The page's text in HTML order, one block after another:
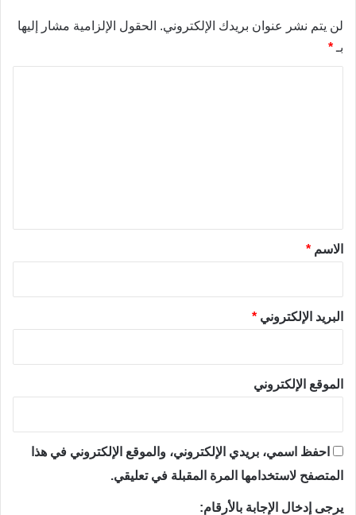
لن يتم نشر عنوان بريدك الإلكتروني. الحقول الإلزامية مشار إليها
بـ *
*الاسم *
البريد الإلكتروني *
الموقع الإلكتروني
احفظ اسمي، بريدي الإلكتروني، والموقع الإلكتروني في هذا
المتصفح لاستخدامها المرة المقبلة في تعليقي.
يرجى إدخال الإجابة بالأرقام: